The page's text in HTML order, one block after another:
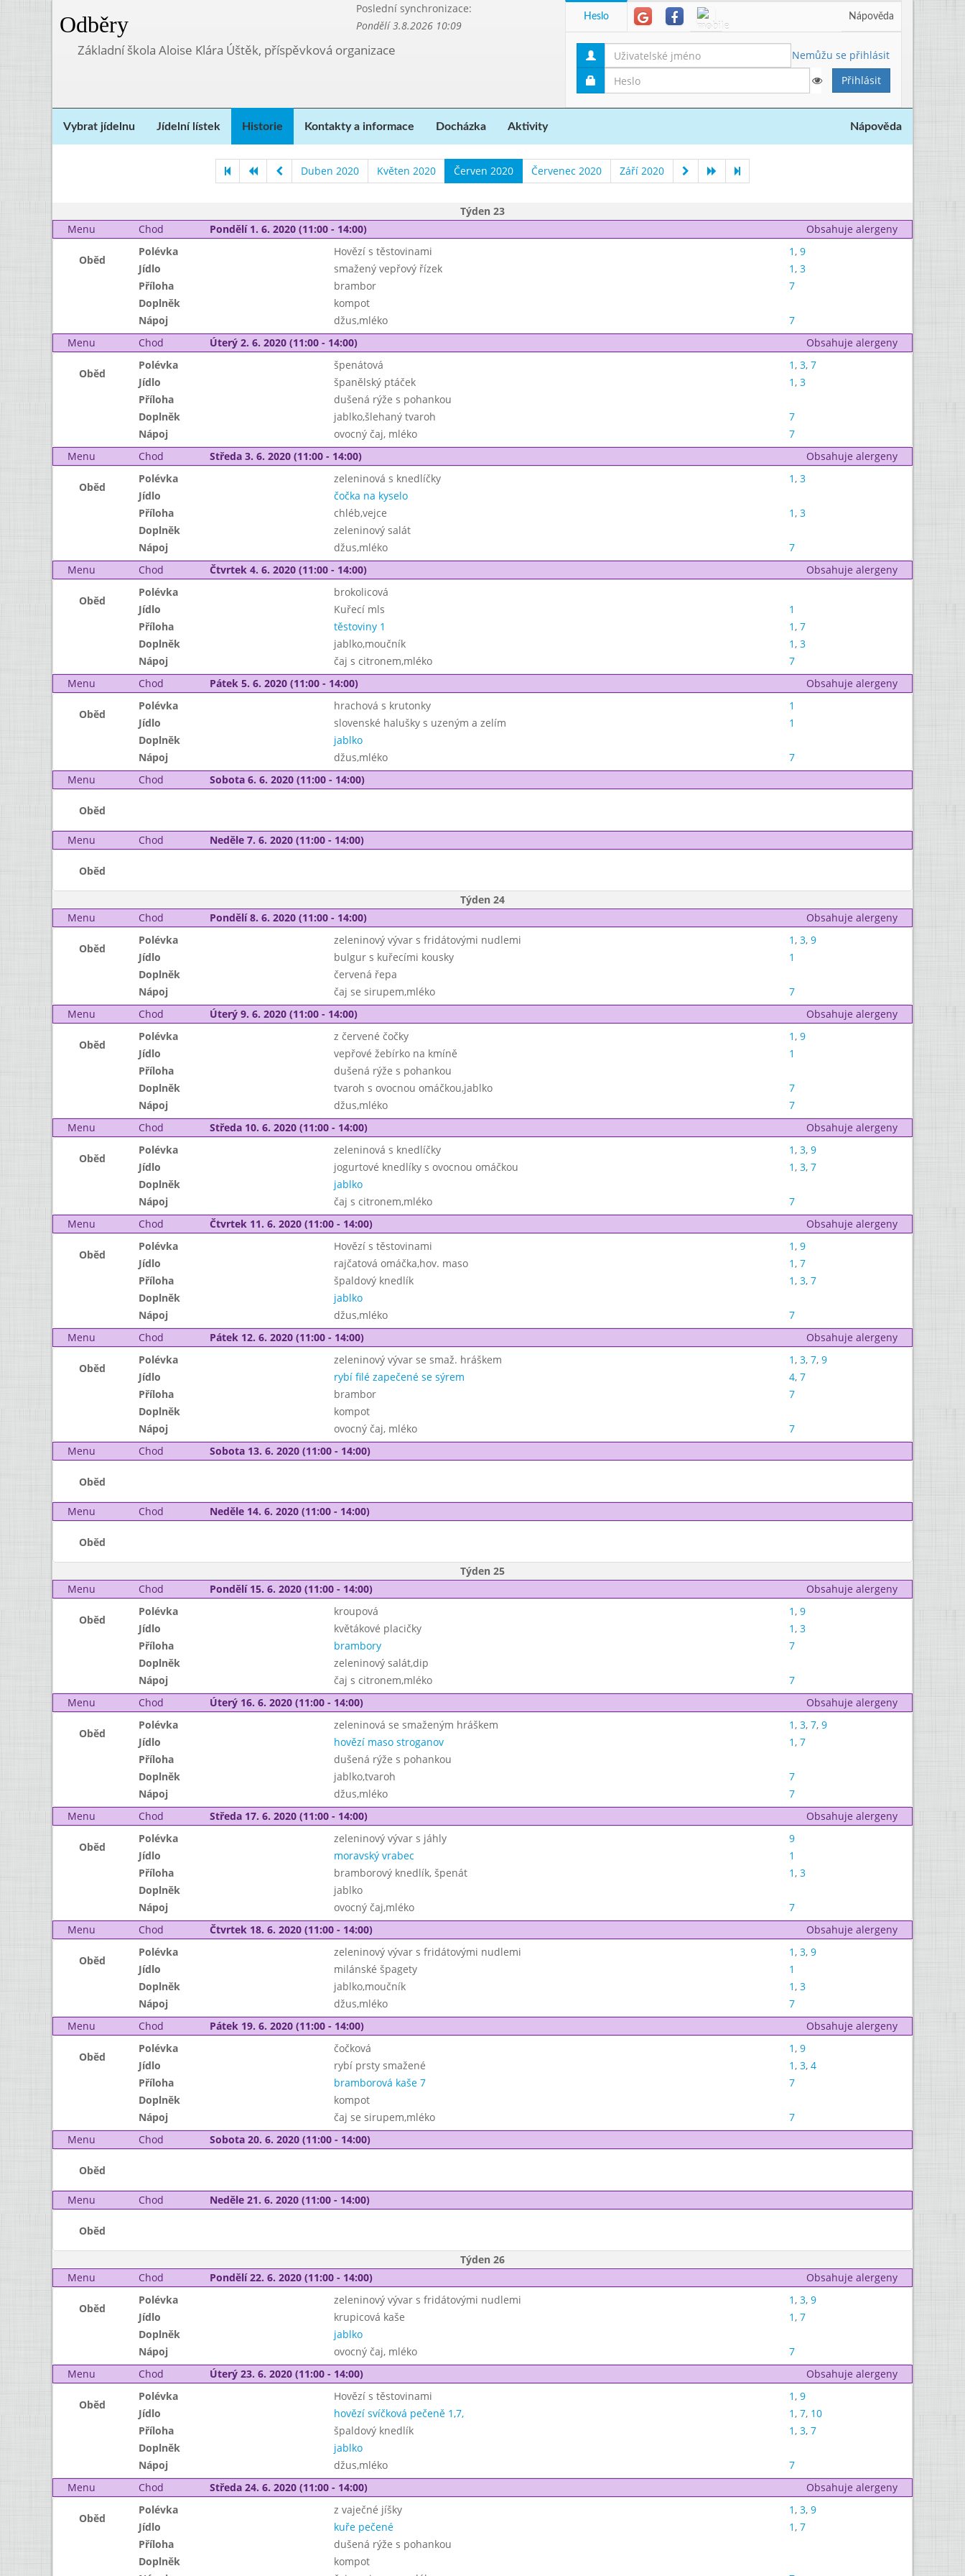
Odběry
Poslední synchronizace:
Pondělí 3.8.2026 10:09
Základní škola Aloise Klára Úštěk, příspěvková organizace
Heslo Nápověda
Nemůžu se přihlásit
Vybrat jídelnu Jídelní lístek Historie Kontakty a informace Docházka Aktivity Nápověda
Duben 2020 Květen 2020 Červen 2020 Červenec 2020 Září 2020
Týden 23
Menu
Chod Pondělí 1. 6. 2020 (11:00 - 14:00) Obsahuje alergeny
Oběd
Polévka Hovězí s těstovinami 1, 9
Jídlo
smažený vepřový řízek 1, 3
Příloha
brambor
7
Doplněk
kompot
Nápoj
džus,mléko
7
Menu
Chod Úterý 2. 6. 2020 (11:00 - 14:00) Obsahuje alergeny
Oběd
Polévka špenátová 1, 3, 7
Jídlo
španělský ptáček 1, 3
Příloha
dušená rýže s pohankou
Doplněk
jablko,šlehaný tvaroh
7
Nápoj
ovocný čaj, mléko
7
Menu
Chod Středa 3. 6. 2020 (11:00 - 14:00) Obsahuje alergeny
Oběd
Polévka zeleninová s knedlíčky 1, 3
Jídlo
čočka na kyselo
Příloha
chléb,vejce 1, 3
Doplněk
zeleninový salát
Nápoj
džus,mléko
7
Menu
Chod Čtvrtek 4. 6. 2020 (11:00 - 14:00) Obsahuje alergeny
Oběd
Polévka
brokolicová
Jídlo
Kuřecí mls
1
Příloha
těstoviny 1 1, 7
Doplněk
jablko,moučník 1, 3
Nápoj
čaj s citronem,mléko
7
Menu
Chod Pátek 5. 6. 2020 (11:00 - 14:00) Obsahuje alergeny
Oběd
Polévka hrachová s krutonky
1
Jídlo
slovenské halušky s uzeným a zelím
1
Doplněk
jablko
Nápoj
džus,mléko
7
Menu
Chod Sobota 6. 6. 2020 (11:00 - 14:00)
Oběd
Menu Chod Neděle 7. 6. 2020 (11:00 - 14:00)
Oběd
Týden 24
Menu
Chod Pondělí 8. 6. 2020 (11:00 - 14:00) Obsahuje alergeny
Oběd
Polévka zeleninový vývar s fridátovými nudlemi 1, 3, 9
Jídlo
bulgur s kuřecími kousky
1
Doplněk
červená řepa
Nápoj
čaj se sirupem,mléko
7
Menu
Chod Úterý 9. 6. 2020 (11:00 - 14:00) Obsahuje alergeny
Oběd
Polévka z červené čočky 1, 9
Jídlo
vepřové žebírko na kmíně
1
Příloha
dušená rýže s pohankou
Doplněk
tvaroh s ovocnou omáčkou,jablko
7
Nápoj
džus,mléko
7
Menu
Chod Středa 10. 6. 2020 (11:00 - 14:00) Obsahuje alergeny
Oběd
Polévka zeleninová s knedlíčky 1, 3, 9
Jídlo
jogurtové knedlíky s ovocnou omáčkou 1, 3, 7
Doplněk
jablko
Nápoj
čaj s citronem,mléko
7
Menu
Chod Čtvrtek 11. 6. 2020 (11:00 - 14:00) Obsahuje alergeny
Oběd
Polévka Hovězí s těstovinami 1, 9
Jídlo
rajčatová omáčka,hov. maso 1, 7
Příloha
špaldový knedlík 1, 3, 7
Doplněk
jablko
Nápoj
džus,mléko
7
Menu
Chod Pátek 12. 6. 2020 (11:00 - 14:00) Obsahuje alergeny
Oběd
Polévka zeleninový vývar se smaž. hráškem 1, 3, 7, 9
Jídlo
rybí filé zapečené se sýrem 4, 7
Příloha
brambor
7
Doplněk
kompot
Nápoj
ovocný čaj, mléko
7
Menu
Chod Sobota 13. 6. 2020 (11:00 - 14:00)
Oběd
Menu Chod Neděle 14. 6. 2020 (11:00 - 14:00)
Oběd
Týden 25
Menu
Chod Pondělí 15. 6. 2020 (11:00 - 14:00) Obsahuje alergeny
Oběd
Polévka kroupová 1, 9
Jídlo
květákové placičky 1, 3
Příloha
brambory
7
Doplněk
zeleninový salát,dip
Nápoj
čaj s citronem,mléko
7
Menu
Chod Úterý 16. 6. 2020 (11:00 - 14:00) Obsahuje alergeny
Oběd
Polévka zeleninová se smaženým hráškem 1, 3, 7, 9
Jídlo
hovězí maso stroganov 1, 7
Příloha
dušená rýže s pohankou
Doplněk
jablko,tvaroh
7
Nápoj
džus,mléko
7
Menu
Chod Středa 17. 6. 2020 (11:00 - 14:00) Obsahuje alergeny
Oběd
Polévka zeleninový vývar s jáhly
9
Jídlo
moravský vrabec
1
Příloha
bramborový knedlík, špenát 1, 3
Doplněk
jablko
Nápoj
ovocný čaj,mléko
7
Menu
Chod Čtvrtek 18. 6. 2020 (11:00 - 14:00) Obsahuje alergeny
Oběd
Polévka zeleninový vývar s fridátovými nudlemi 1, 3, 9
Jídlo
milánské špagety
1
Doplněk
jablko,moučník 1, 3
Nápoj
džus,mléko
7
Menu
Chod Pátek 19. 6. 2020 (11:00 - 14:00) Obsahuje alergeny
Oběd
Polévka čočková 1, 9
Jídlo
rybí prsty smažené 1, 3, 4
Příloha
bramborová kaše 7
7
Doplněk
kompot
Nápoj
čaj se sirupem,mléko
7
Menu
Chod Sobota 20. 6. 2020 (11:00 - 14:00)
Oběd
Menu Chod Neděle 21. 6. 2020 (11:00 - 14:00)
Oběd
Týden 26
Menu
Chod Pondělí 22. 6. 2020 (11:00 - 14:00) Obsahuje alergeny
Oběd
Polévka zeleninový vývar s fridátovými nudlemi 1, 3, 9
Jídlo
krupicová kaše 1, 7
Doplněk
jablko
Nápoj
ovocný čaj, mléko
7
Menu
Chod Úterý 23. 6. 2020 (11:00 - 14:00) Obsahuje alergeny
Oběd
Polévka Hovězí s těstovinami 1, 9
Jídlo
hovězí svíčková pečeně 1,7, 1, 7, 10
Příloha
špaldový knedlík 1, 3, 7
Doplněk
jablko
Nápoj
džus,mléko
7
Menu
Chod Středa 24. 6. 2020 (11:00 - 14:00) Obsahuje alergeny
Oběd
Polévka z vaječné jíšky 1, 3, 9
Jídlo
kuře pečené 1, 7
Příloha
dušená rýže s pohankou
Doplněk
kompot